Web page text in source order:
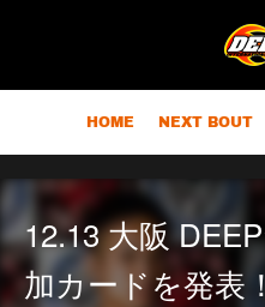
HOME NEXT BOUT
RANKING
12.13 大阪
加カードを発表